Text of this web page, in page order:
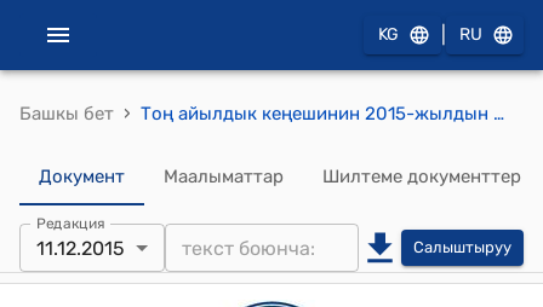
KG RU
Башкы бет › Тоң айылдык кеңешинин 2015-жылдын 11-декабрындагы № 19 "Тоң айыл аймагынын 2015-жылдын жергиликтγγ бюджетинен бѳлγнгѳн акча каржатынын калдык отуз миң сом акча каражатын кайра бѳлγштγрγγ жѳнγндѳ" токтому
Документ Маалыматтар Шилтеме документтер
Редакция
11.12.2015 Салыштыруу